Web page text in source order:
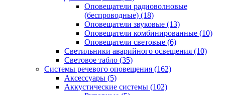
Оповещатели радиоволновые
(беспроводные) (18)
Оповещатели звуковые (13)
Оповещатели комбинированные (10)
Оповещатели световые (6)
Светильники аварийного освещения (10)
Световое табло (35)
Системы речевого оповещения (162)
Аксессуары (5)
Аккустические системы (102)